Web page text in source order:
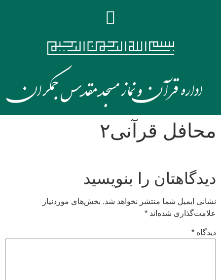
محافل قرآنی۲
دیدگاهتان را بنویسید
نشانی ایمیل شما منتشر نخواهد شد. بخش‌های موردنیاز
علامت‌گذاری شده‌اند *
دیدگاه *